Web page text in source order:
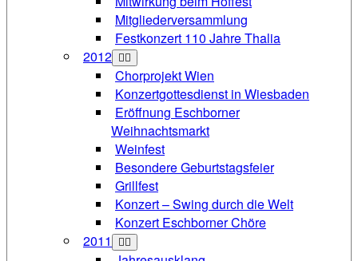
Mitgliederversammlung
Festkonzert 110 Jahre Thalia
2012
Chorprojekt Wien
Konzertgottesdienst in Wiesbaden
Eröffnung Eschborner
Weihnachtsmarkt
Weinfest
Besondere Geburtstagsfeier
Grillfest
Konzert – Swing durch die Welt
Konzert Eschborner Chöre
2011